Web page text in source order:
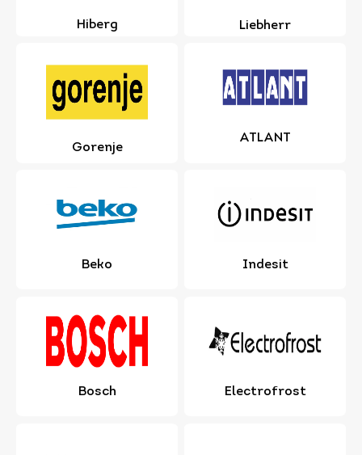
Hiberg Liebherr
Gorenje
ATLANT
Beko Indesit
Bosch Electrofrost